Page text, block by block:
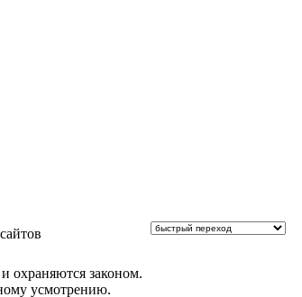
охраняются законом.
усмотрению.